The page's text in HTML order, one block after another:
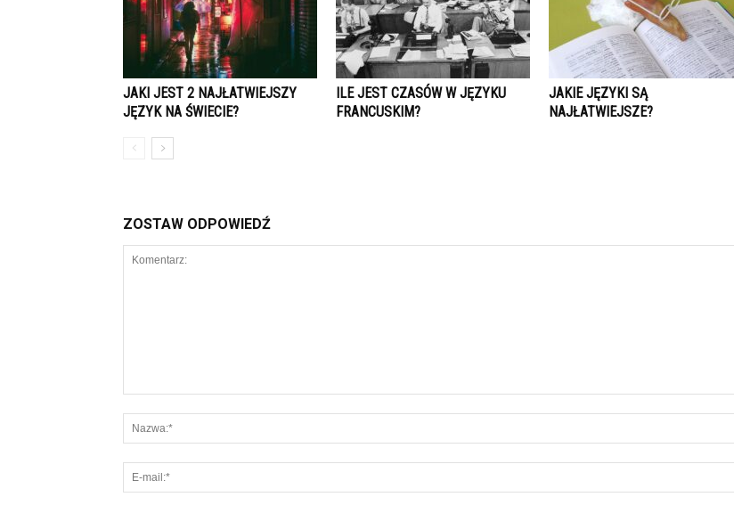
JAKI JEST 2 NAJŁATWIEJSZY
JĘZYK NA ŚWIECIE?
ILE JEST CZASÓW W JĘZYKU
FRANCUSKIM?
JAKIE JĘZYKI SĄ
NAJŁATWIEJSZE?
ZOSTAW ODPOWIEDŹ